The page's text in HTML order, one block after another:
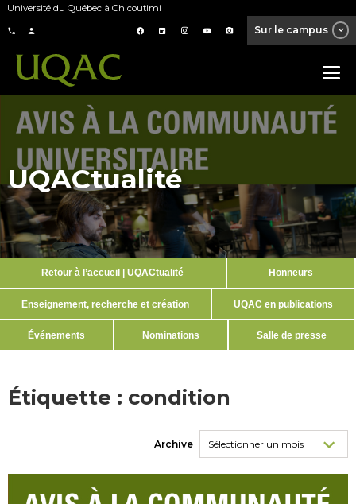
Université du Québec à Chicoutimi
Sur le campus
UQACtualité
Retour à l’accueil | UQACtualité Honneurs
Enseignement, recherche et création UQAC en publications
Événements Nominations Salle de presse
Étiquette : condition
Archive